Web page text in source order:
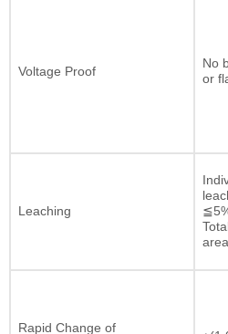
Voltage Proof
No
or
Leaching
Rapid Change of